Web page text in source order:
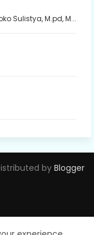
Sulistya, M.pd, M...
by Blogger